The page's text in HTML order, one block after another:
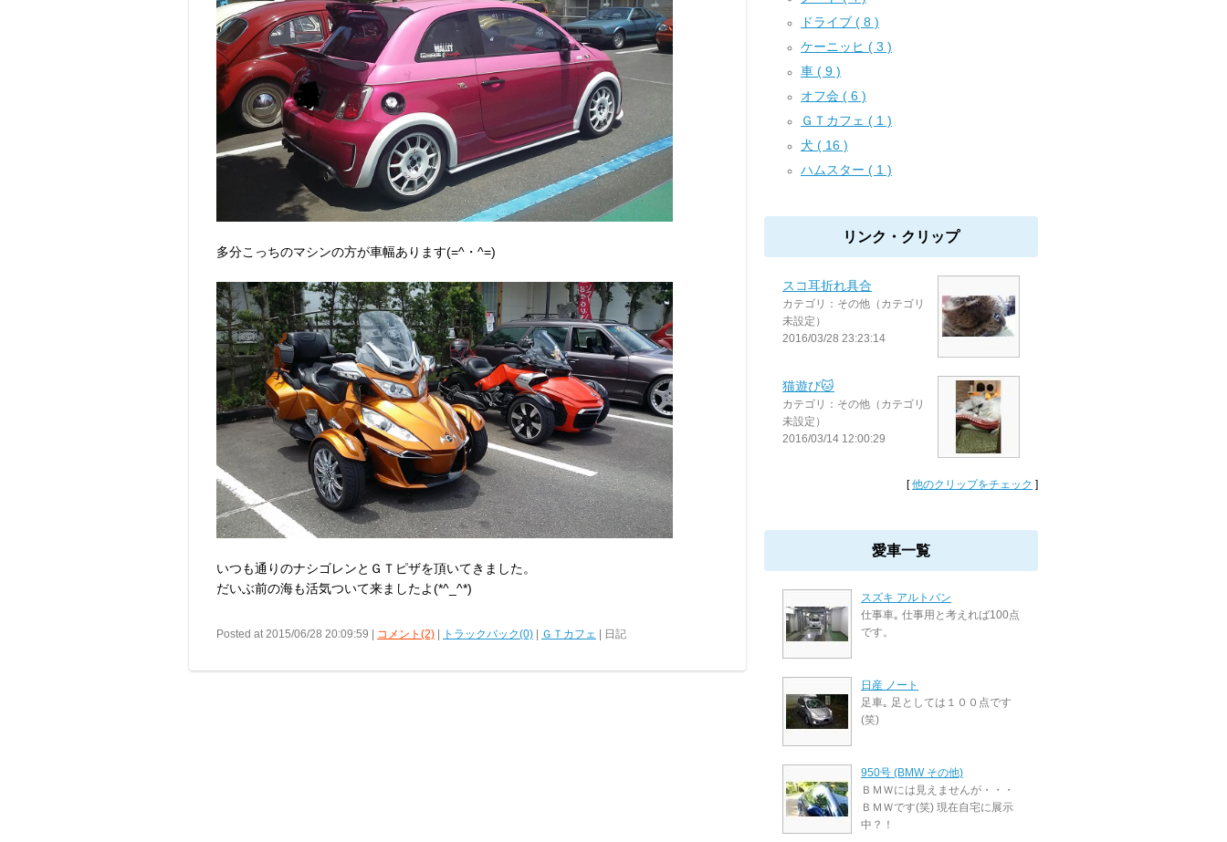
多分こっちのマシンの方が車幅あります(=^・^=)
いつも通りのナシゴレンとＧＴピザを頂いてきました。
だいぶ前の海も活気ついて来ましたよ(*^_^*)
Posted at 2015/06/28 20:09:59 | コメント(2) トラックバック(0) ＧＴカフェ | 日記
ドライブ ( 8 )
ケーニッヒ ( 3 )
車 ( 9 )
オフ会 ( 6 )
ＧＴカフェ ( 1 )
犬 ( 16 )
ハムスター ( 1 )
リンク・クリップ
スコ耳折れ具合
カテゴリ：その他（カテゴリ
未設定）
2016/03/28 23:23:14
猫遊び🐱
カテゴリ：その他（カテゴリ
未設定）
2016/03/14 12:00:29
[他のクリップをチェック ]
愛車一覧
スズキ アルトバン
仕事車｡ 仕事用と考えれば100点
です。
日産 ノート
足車｡ 足としては１００点です
(笑)
950号 (BMW その他)
ＢＭＷには見えませんが・・・
ＢＭＷです(笑) 現在自宅に展示
中？！